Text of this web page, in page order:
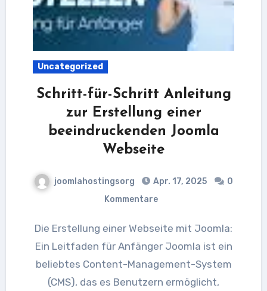
Uncategorized
Schritt-für-Schritt Anleitung
zur Erstellung einer
beeindruckenden Joomla
Webseite
joomlahostingsorg Apr. 17, 2025
0
Kommentare
Die Erstellung einer Webseite mit Joomla:
Ein Leitfaden für Anfänger Joomla ist ein
beliebtes Content-Management-System
(CMS), das es Benutzern ermöglicht,